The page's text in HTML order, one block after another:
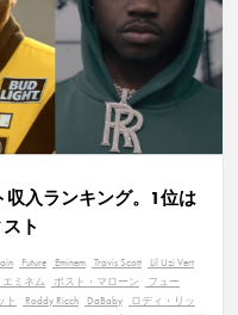
入ランキング。1位は
ト
Future Eminem Travis Scott
Lil Uzi Vert
エミネム ポスト・マローン
フュー
ト Roddy Ricch DaBaby
ロディ・リッ